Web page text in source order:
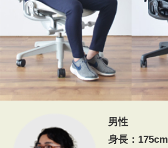
男性
身長：175cm